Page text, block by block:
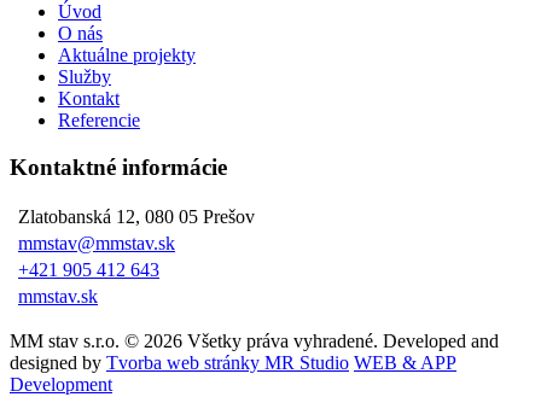
Úvod
O nás
Aktuálne projekty
Služby
Kontakt
Referencie
Kontaktné informácie
Zlatobanská 12, 080 05 Prešov
mmstav@mmstav.sk
+421 905 412 643
mmstav.sk
MM stav s.r.o. © 2026 Všetky práva vyhradené. Developed and
designed by Tvorba web stránky MR Studio WEB & APP
Development